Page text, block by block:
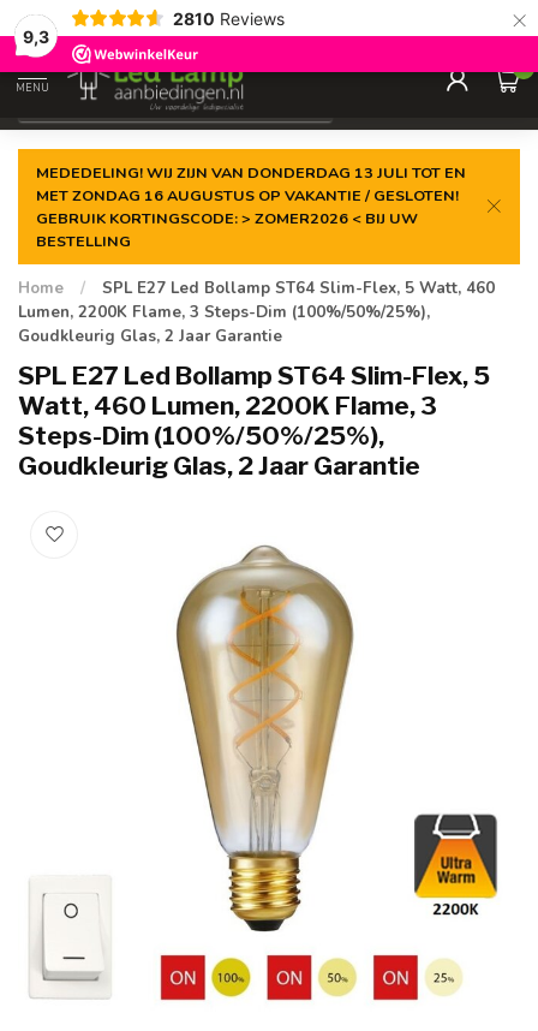
9,3
2810 Reviews ×
Gegarandeerde delaagste prijs
MENU
0
MEDEDELING! WIJ ZIJN VAN DONDERDAG 13 JULI TOT EN
MET ZONDAG 16 AUGUSTUS OP VAKANTIE / GESLOTEN!
GEBRUIK KORTINGSCODE: > ZOMER2026 < BIJ UW
BESTELLING
Home /
SPL E27 Led Bollamp ST64 Slim-Flex, 5 Watt, 460
Lumen, 2200K Flame, 3 Steps-Dim (100%/50%/25%),
Goudkleurig Glas, 2 Jaar Garantie
SPL E27 Led Bollamp ST64 Slim-Flex, 5
Watt, 460 Lumen, 2200K Flame, 3
Steps-Dim (100%/50%/25%),
Goudkleurig Glas, 2 Jaar Garantie